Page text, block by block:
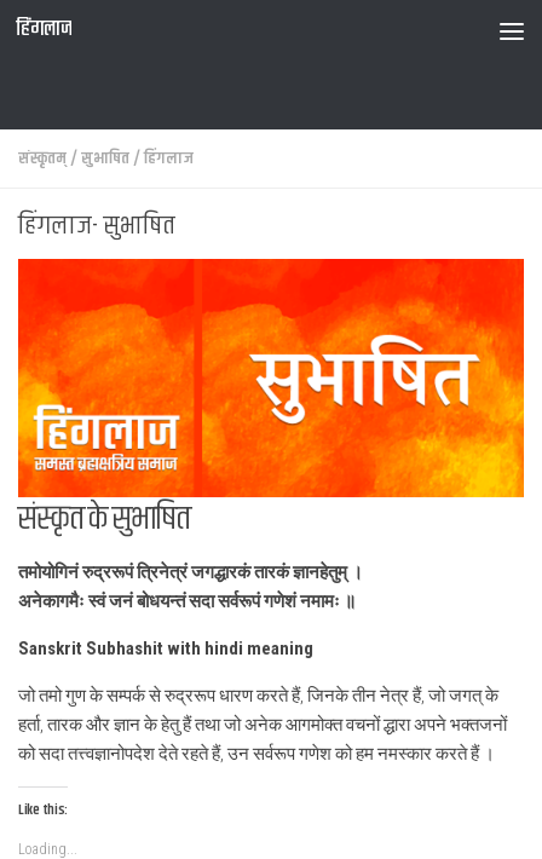
हिंगलाज
संस्कृतम्/सुभाषित/हिंगलाज
हिंगलाज- सुभाषित
संस्कृत के सुभाषित
तमोयोगिनं रुद्ररूपं त्रिनेत्रं जगद्धारकं तारकं ज्ञानहेतुम् ।
अनेकागमैः स्वं जनं बोधयन्तं सदा सर्वरूपं गणेशं नमामः ॥
Sanskrit Subhashit with hindi meaning
जो तमो गुण के सम्पर्क से रुद्ररूप धारण करते हैं, जिनके तीन नेत्र हैं, जो जगत् के
हर्ता, तारक और ज्ञान के हेतु हैं तथा जो अनेक आगमोक्त वचनों द्धारा अपने भक्तजनों
को सदा तत्त्वज्ञानोपदेश देते रहते हैं, उन सर्वरूप गणेश को हम नमस्कार करते हैं ।
Like this:
Loading...